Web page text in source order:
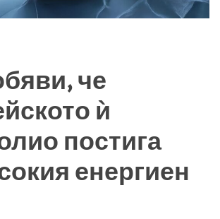
че
ѝ
постига
енергиен